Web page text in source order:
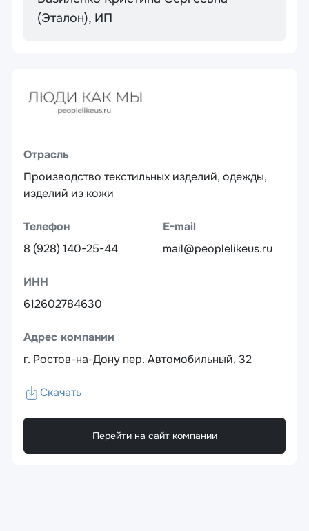
Отрасль
Производство текстильных изделий, одежды,
изделий из кожи
Телефон
8 (928) 140-25-44
E-mail
mail@peoplelikeus.ru
ИНН
612602784630
Адрес компании
г. Ростов-на-Дону пер. Автомобильный, 32
Скачать
Перейти на сайт компании
(Эталон), ИП